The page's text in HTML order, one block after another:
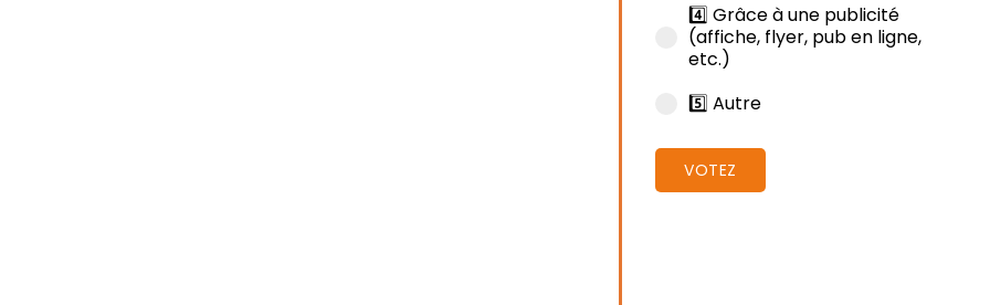
4️⃣ Grâce à une publicité
(affiche, flyer, pub en ligne,
etc.)
5️⃣ Autre
VOTEZ